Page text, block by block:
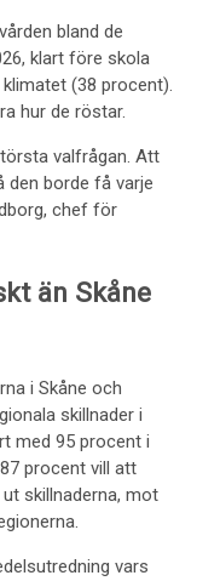
bland de
klart före skola
(38 procent).
hur de röstar.
valfrågan. Att
den borde få varje
chef för
än Skåne
i Skåne och
skillnader i
med 95 procent i
procent vill att
skillnaderna, mot
vars